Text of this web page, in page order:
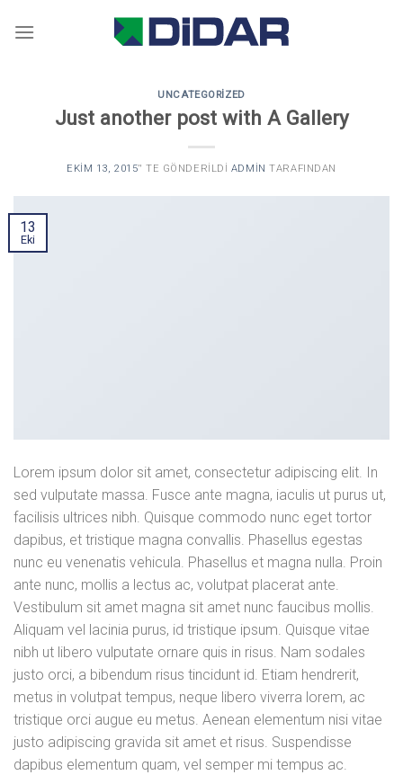
UNCATEGORIZED
Just another post with A Gallery
EKIM 13, 2015’' TE GÖNDERILDI ADMIN TARAFINDAN
13
Eki
Lorem ipsum dolor sit amet, consectetur adipiscing elit. In
sed vulputate massa. Fusce ante magna, iaculis ut purus ut,
facilisis ultrices nibh. Quisque commodo nunc eget tortor
dapibus, et tristique magna convallis. Phasellus egestas
nunc eu venenatis vehicula. Phasellus et magna nulla. Proin
ante nunc, mollis a lectus ac, volutpat placerat ante.
Vestibulum sit amet magna sit amet nunc faucibus mollis.
Aliquam vel lacinia purus, id tristique ipsum. Quisque vitae
nibh ut libero vulputate ornare quis in risus. Nam sodales
justo orci, a bibendum risus tincidunt id. Etiam hendrerit,
metus in volutpat tempus, neque libero viverra lorem, ac
tristique orci augue eu metus. Aenean elementum nisi vitae
justo adipiscing gravida sit amet et risus. Suspendisse
dapibus elementum quam, vel semper mi tempus ac.